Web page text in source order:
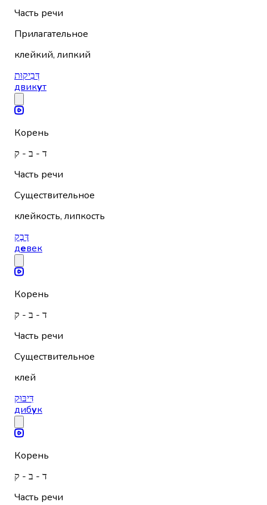
Часть речи
Прилагательное
клейкий, липкий
דְּבִיקוּת
двикут
Корень
ד - ב - ק
Часть речи
Существительное
клейкость, липкость
דֶּבֶק
девек
Корень
ד - ב - ק
Часть речи
Существительное
клей
דִּיבּוּק
дибук
Корень
ד - ב - ק
Часть речи